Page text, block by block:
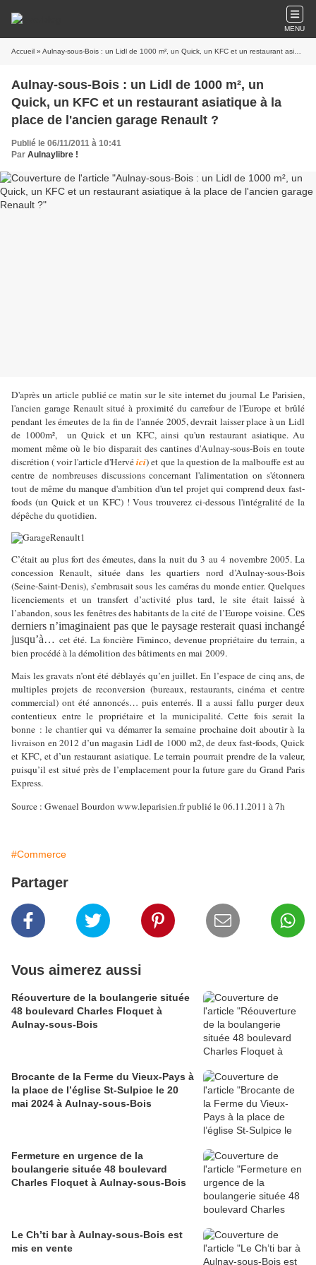
MENU
Accueil » Aulnay-sous-Bois : un Lidl de 1000 m², un Quick, un KFC et un restaurant asiatique à la place de l'ancien garage Renault ?
Aulnay-sous-Bois : un Lidl de 1000 m², un
Quick, un KFC et un restaurant asiatique à la
place de l'ancien garage Renault ?
Publié le 06/11/2011 à 10:41
Par Aulnaylibre !
D'après un article publié ce matin sur le site internet du journal Le Parisien,
l'ancien garage Renault situé à proximité du carrefour de l'Europe et brûlé
pendant les émeutes de la fin de l'année 2005, devrait laisser place à un Lidl
de 1000m²,
un Quick et un KFC, ainsi qu'un restaurant asiatique. Au
moment même où le bio disparait des cantines d'Aulnay-sous-Bois en toute
discrétion ( voir l'article d'Hervéici) et que la question de la malbouffe est au
centre de nombreuses discussions concernant l'alimentation on s'étonnera
tout de même du manque d'ambition d'un tel projet qui comprend deux fast-
foods (un Quick et un KFC) ! Vous trouverez ci-dessous l'intégralité de la
dépêche du quotidien.
C’était au plus fort des émeutes, dans la nuit du 3 au 4 novembre 2005. La
concession Renault, située dans les quartiers nord d’Aulnay-sous-Bois
(Seine-Saint-Denis), s’embrasait sous les caméras du monde entier. Quelques
licenciements et un transfert d’activité plus tard, le site était laissé à
l’abandon, sous les fenêtres des habitants de la cité de l’Europe voisine. Ces
derniers n’imaginaient pas que le paysage resterait quasi inchangé
jusqu’à… cet été. La foncière Fiminco, devenue propriétaire du terrain, a
bien procédé à la démolition des bâtiments en mai 2009.
Mais les gravats n’ont été déblayés qu’en juillet. En l’espace de cinq ans, de
multiples projets de reconversion (bureaux, restaurants, cinéma et centre
commercial) ont été annoncés… puis enterrés. Il a aussi fallu purger deux
contentieux entre le propriétaire et la municipalité. Cette fois serait la
bonne : le chantier qui va démarrer la semaine prochaine doit aboutir à la
livraison en 2012 d’un magasin Lidl de 1000 m2, de deux fast-foods, Quick
et KFC, et d’un restaurant asiatique. Le terrain pourrait prendre de la valeur,
puisqu’il est situé près de l’emplacement pour la future gare du Grand Paris
Express.
Source : Gwenael Bourdon www.leparisien.fr publié le 06.11.2011 à 7h
#Commerce
Partager
Vous aimerez aussi
Réouverture de la boulangerie située
48 boulevard Charles Floquet à
Aulnay-sous-Bois
Brocante de la Ferme du Vieux-Pays à
la place de l’église St-Sulpice le 20
mai 2024 à Aulnay-sous-Bois
Fermeture en urgence de la
boulangerie située 48 boulevard
Charles Floquet à Aulnay-sous-Bois
Le Ch’ti bar à Aulnay-sous-Bois est
mis en vente